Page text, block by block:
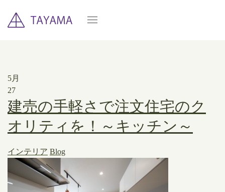
5月
27
建売の手軽さで注文住宅のク
オリティを！～キッチン～
インテリア Blog